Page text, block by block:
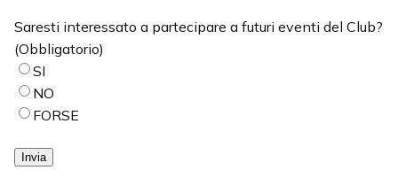
Saresti interessato a partecipare a futuri eventi del Club?
(Obbligatorio)
SI
NO
FORSE
Invia